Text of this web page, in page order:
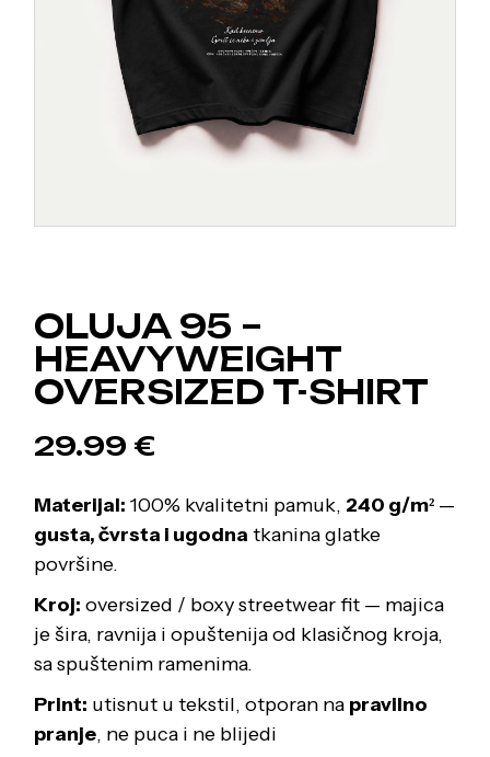
OLUJA 95 –
HEAVYWEIGHT
OVERSIZED T-SHIRT
29.99 €
Materijal: 100% kvalitetni pamuk, 240 g/m² —
gusta, čvrsta i ugodna tkanina glatke
površine.
Kroj: oversized / boxy streetwear fit — majica
je šira, ravnija i opuštenija od klasičnog kroja,
sa spuštenim ramenima.
Print: utisnut u tekstil, otporan na pravilno
pranje, ne puca i ne blijedi